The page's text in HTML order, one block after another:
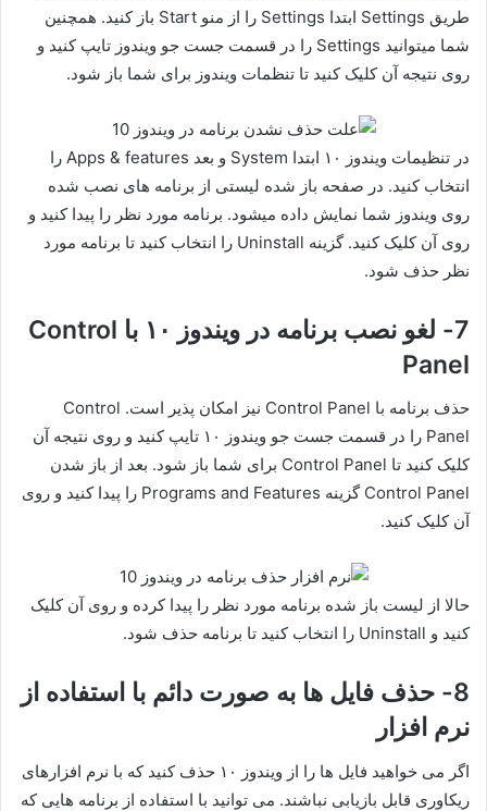
طریق Settings ابتدا Settings را از منو Start باز کنید. همچنین
شما میتوانید Settings را در قسمت جست جو ویندوز تایپ کنید و
روی نتیجه آن کلیک کنید تا تنظمات ویندوز برای شما باز شود.
در تنظیمات ویندوز ۱۰ ابتدا System و بعد Apps & features را
انتخاب کنید. در صفحه باز شده لیستی از برنامه های نصب شده
روی ویندوز شما نمایش داده میشود. برنامه مورد نظر را پیدا کنید و
روی آن کلیک کنید. گزینه Uninstall را انتخاب کنید تا برنامه مورد
نظر حذف شود.
7- لغو نصب برنامه در ویندوز ۱۰ با Control
Panel
حذف برنامه با Control Panel نیز امکان پذیر است. Control
Panel را در قسمت جست جو ویندوز ۱۰ تایپ کنید و روی نتیجه آن
کلیک کنید تا Control Panel برای شما باز شود. بعد از باز شدن
Control Panel گزینه Programs and Features را پیدا کنید و روی
آن کلیک کنید.
حالا از لیست باز شده برنامه مورد نظر را پیدا کرده و روی آن کلیک
کنید و Uninstall را انتخاب کنید تا برنامه حذف شود.
8- حذف فایل ها به صورت دائم با استفاده از
نرم افزار
اگر می خواهید فایل ها را از ویندوز ۱۰ حذف کنید که با نرم افزارهای
ریکاوری قابل بازیابی نباشند. می توانید با استفاده از برنامه هایی که